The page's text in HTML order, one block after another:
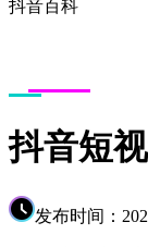
抖音百科
抖音短
发布时间：